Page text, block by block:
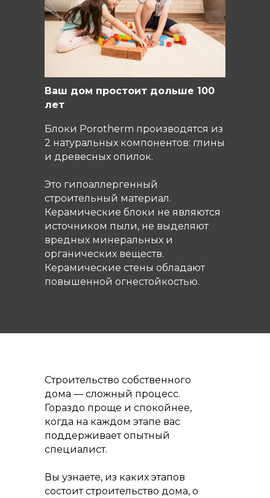
Блоки Porotherm производятся из
2 натуральных компонентов: глины
и древесных опилок.
Это гипоаллергенный
строительный материал.
Керамические блоки не являются
источником пыли, не выделяют
вредных минеральных и
органических веществ.
Керамические стены обладают
повышенной огнестойкостью.
Ваш дом простоит дольше 100
лет
Строительство собственного
дома — сложный процесс.
Гораздо проще и спокойнее,
когда на каждом этапе вас
поддерживает опытный
специалист.
Вы узнаете, из каких этапов
состоит строительство дома, о